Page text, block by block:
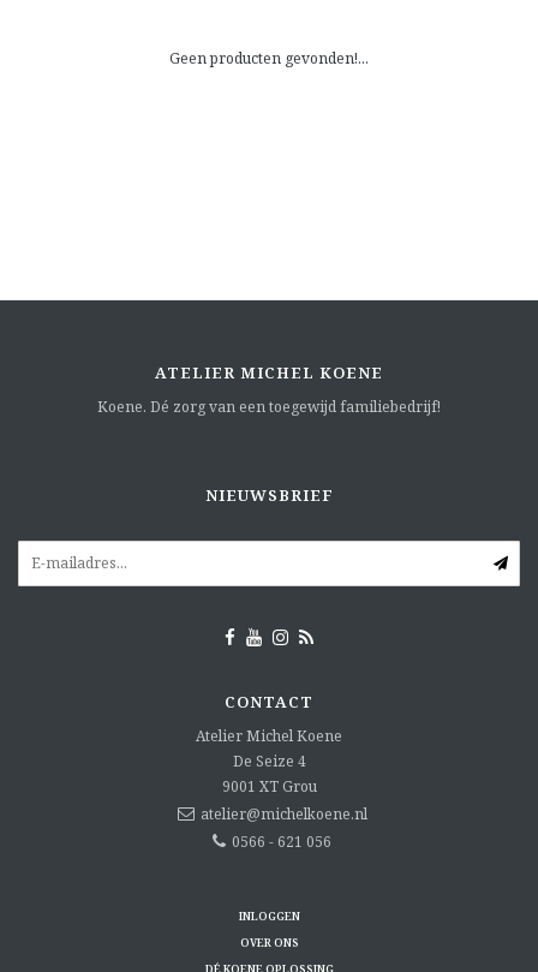
Geen producten gevonden!...
ATELIER MICHEL KOENE
Koene. Dé zorg van een toegewijd familiebedrijf!
NIEUWSBRIEF
CONTACT
Atelier Michel Koene
De Seize 4
9001 XT Grou
atelier@michelkoene.nl
0566 - 621 056
INLOGGEN
OVER ONS
DÉ KOENE OPLOSSING